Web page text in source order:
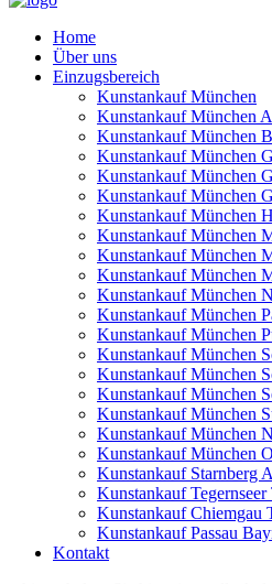
Home
Über uns
Einzugsbereich
Kunstankauf München
Kunstankauf München
Kunstankauf München
Kunstankauf München
Kunstankauf München
Kunstankauf München
Kunstankauf München
Kunstankauf München
Kunstankauf München
Kunstankauf München
Kunstankauf München
Kunstankauf München
Kunstankauf München
Kunstankauf München
Kunstankauf München
Kunstankauf München
Kunstankauf München
Kunstankauf München
Kunstankauf München
Kunstankauf Starnberg
Kunstankauf Tegernseer
Kunstankauf Chiemgau
Kunstankauf Passau
Kontakt